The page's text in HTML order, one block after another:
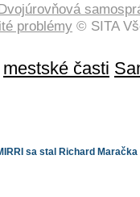
problémy © SITA
mestské časti
sa stal Richard Maračka